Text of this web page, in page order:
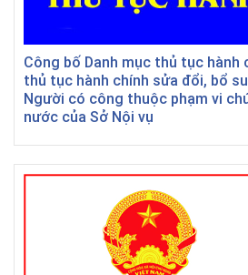
Công bố Danh mục thủ tục hành
thủ tục hành chính sửa đổi, bổ
Người có công thuộc phạm vi
nước của Sở Nội vụ